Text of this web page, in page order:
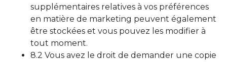
supplémentaires relatives à vos préférences
en matière de marketing peuvent également
être stockées et vous pouvez les modifier à
tout moment.
8.2 Vous avez le droit de demander une copie